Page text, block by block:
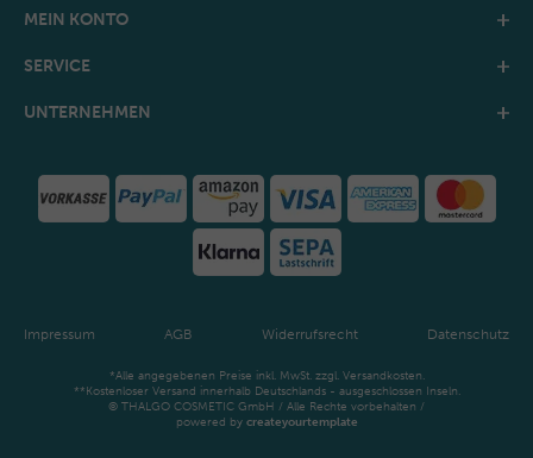
MEIN KONTO
SERVICE
UNTERNEHMEN
Impressum AGB Widerrufsrecht Datenschutz
*Alle angegebenen Preise inkl. MwSt. zzgl. Versandkosten.
**Kostenloser Versand innerhalb Deutschlands - ausgeschlossen Inseln.
© THALGO COSMETIC GmbH / Alle Rechte vorbehalten /
powered by createyourtemplate